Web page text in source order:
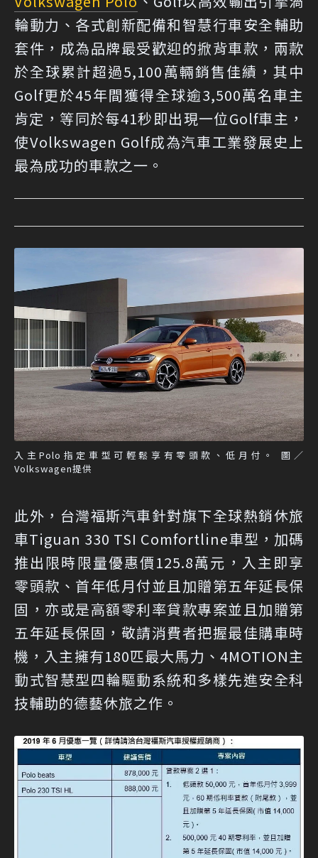
輪動力、各式創新配備和智慧行車安全輔助
套件，成為品牌最受歡迎的掀背車款，兩款
於全球累計超過5,100萬輛銷售佳績，其中
Golf更於45年間獲得全球逾3,500萬名車主
肯定，等同於每41秒即出現一位Golf車主，
使Volkswagen Golf成為汽車工業發展史上
最為成功的車款之一。
入主Polo指定車型可輕鬆享有零頭款、低月付。 圖／
Volkswagen提供
此外，台灣福斯汽車針對旗下全球熱銷休旅
車Tiguan 330 TSI Comfortline車型，加碼
推出限時限量優惠價125.8萬元，入主即享
零頭款、首年低月付並且加贈第五年延長保
固，亦或是高額零利率貸款專案並且加贈第
五年延長保固，敬請消費者把握最佳購車時
機，入主擁有180匹最大馬力、4MOTION主
動式智慧型四輪驅動系統和多樣先進安全科
技輔助的德藝休旅之作。